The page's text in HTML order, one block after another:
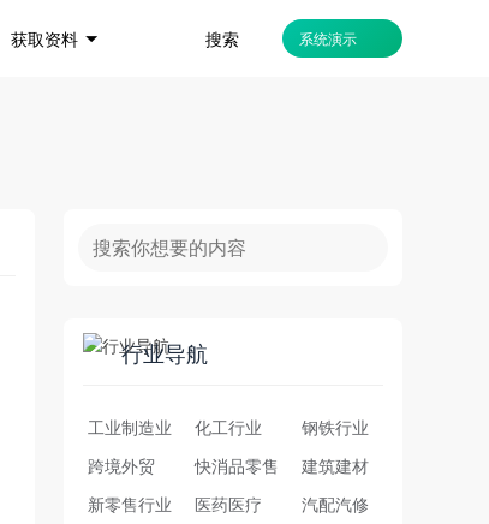
获取资料 搜索 系统演示
行业导航
工业制造业 化工行业
钢铁行业
跨境外贸
快消品零售
建筑建材
新零售行业
医药医疗
汽配汽修